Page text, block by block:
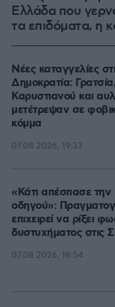
Ελλάδα που
τα επιδόματα, η
Νέες καταγγελίες
Δημοκρατία:
Καρυστιανού και
μετέτρεψαν σε
κόμμα
07.08.2026, 19:33
«Κάτι απέσπασε
οδηγού»:
επιχειρεί να ρίξει
δυστυχήματος στις
07.08.2026, 18:54